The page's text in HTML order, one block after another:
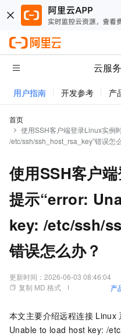
云服
用户指南 开发参考 产
首页
使用SSH客户端登录Linux实例
/etc/ssh/ssh_host_rsa_key”错误怎
使用SSH客户
提示“error:
key: /etc/ssh/
错误怎么办？
更新时间： 2026-06-03 08:46:04
复制 MD 格式
产
本文主要介绍远程连接 Linux
Unable to load host key: /